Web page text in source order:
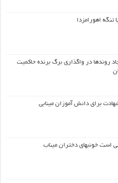
تنگه اهورامزدا
روندها در واگذاری برگ برنده حاکمیت
برای دانش آموزان مینابی
است خونبهای دختران میناب